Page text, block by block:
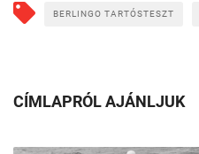
BERLINGO TARTÓSTESZT
CÍMLAPRÓL AJÁNLJUK